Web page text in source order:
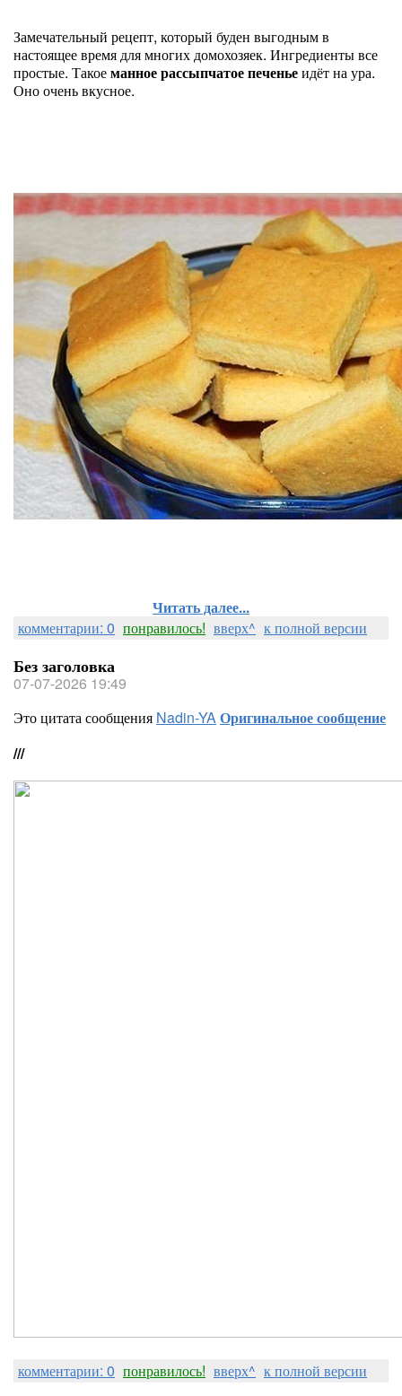
Замечательный рецепт, который буден выгодным в
настоящее время для многих домохозяек. Ингредиенты все
простые. Такоеманное рассыпчатое печеньеидёт на ура.
Оно очень вкусное.
Читать далее...
комментарии: 0 понравилось! вверх^ к полной версии
Без заголовка
07-07-2026 19:49
Это цитата сообщения Nadin-YAОригинальное сообщение
///
комментарии: 0 понравилось! вверх^ к полной версии